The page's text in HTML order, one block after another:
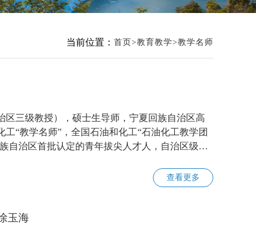
当前位置： 首页 教育教学 教学名师
三级教授），硕士生导师，宁夏回族自治区高
“教学名师”，全国石油和化工“石油化工教学团
自治区首批认定的青年拔尖人才人，自治区级学
查看更多
玉海